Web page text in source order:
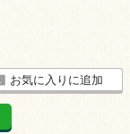
お気に入りに追加